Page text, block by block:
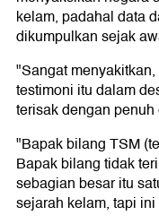
kelam, padahal data
dikumpulkan sejak
"Sangat
testimoni itu dalam
terisak dengan penuh
"Bapak bilang TSM
Bapak bilang tidak
sebagian besar itu
sejarah kelam, tapi